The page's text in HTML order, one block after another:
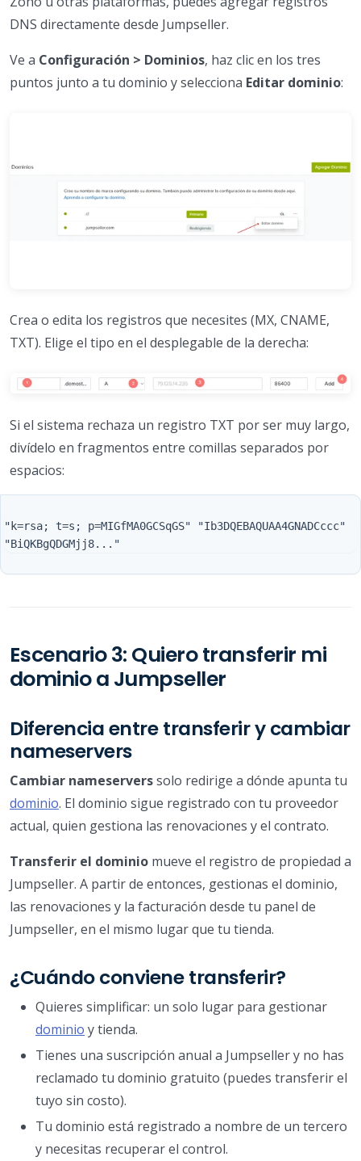
DNS directamente desde Jumpseller.
Ve a Configuración > Dominios, haz clic en los tres
puntos junto a tu dominio y selecciona Editar dominio:
Crea o edita los registros que necesites (MX, CNAME,
TXT). Elige el tipo en el desplegable de la derecha:
Si el sistema rechaza un registro TXT por ser muy largo,
divídelo en fragmentos entre comillas separados por
espacios:
"k=rsa; t=s; p=MIGfMA0GCSqGS" "Ib3DQEBAQUAA4GNADCccc"
Escenario 3: Quiero transferir mi
dominio a Jumpseller
Diferencia entre transferir y cambiar
nameservers
Cambiar nameserverssolo redirige a dónde apunta tu
dominio. El dominio sigue registrado con tu proveedor
actual, quien gestiona las renovaciones y el contrato.
Transferir el dominio mueve el registro de propiedad a
Jumpseller. A partir de entonces, gestionas el dominio,
las renovaciones y la facturación desde tu panel de
Jumpseller, en el mismo lugar que tu tienda.
¿Cuándo conviene transferir?
Quieres simplificar: un solo lugar para gestionar
dominio y tienda.
Tienes una suscripción anual a Jumpseller y no has
reclamado tu dominio gratuito (puedes transferir el
tuyo sin costo).
Tu dominio está registrado a nombre de un tercero
y necesitas recuperar el control.